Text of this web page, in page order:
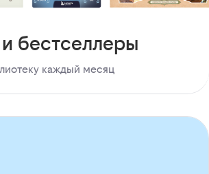
бестселлеры
каждый месяц